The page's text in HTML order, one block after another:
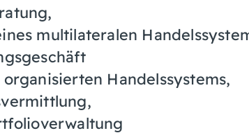
multilateralen
Handelssystems,